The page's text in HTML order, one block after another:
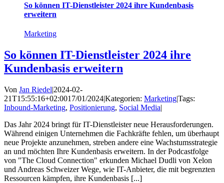
So können IT-Dienstleister 2024 ihre Kundenbasis
erweitern
Marketing
So können IT-Dienstleister 2024 ihre
Kundenbasis erweitern
Von Jan Riedel|2024-02-
21T15:55:16+02:0017/01/2024|Kategorien: Marketing|Tags:
Inbound-Marketing, Positionierung, Social Media|
Das Jahr 2024 bringt für IT-Dienstleister neue Herausforderungen.
Während einigen Unternehmen die Fachkräfte fehlen, um überhaupt
neue Projekte anzunehmen, streben andere eine Wachstumsstrategie
an und möchten Ihre Kundenbasis erweitern. In der Podcastfolge
von "The Cloud Connection" erkunden Michael Dudli von Xelon
und Andreas Schweizer Wege, wie IT-Anbieter, die mit begrenzten
Ressourcen kämpfen, ihre Kundenbasis [...]